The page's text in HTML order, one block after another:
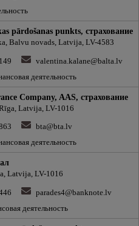
pārdošanas punkts, cтрахование
Balvu novads, Latvija, LV-4583
valentina.kalane@balta.lv
деятельность
Company, AAS, cтрахование
Latvija, LV-1016
bta@bta.lv
деятельность
Latvija, LV-1016
parades4@banknote.lv
деятельность